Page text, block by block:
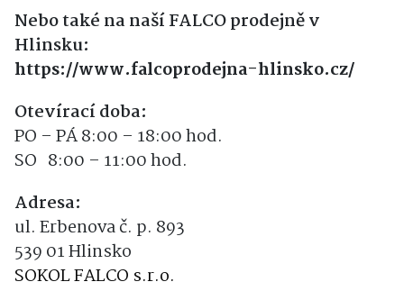
Nebo také na naší FALCO prodejně v
Hlinsku:
https://www.falcoprodejna-hlinsko.cz/
Otevírací doba:
PO – PÁ 8:00 – 18:00 hod.
SO 8:00 – 11:00 hod.
Adresa:
ul. Erbenova č. p. 893
539 01 Hlinsko
SOKOL FALCO s.r.o.